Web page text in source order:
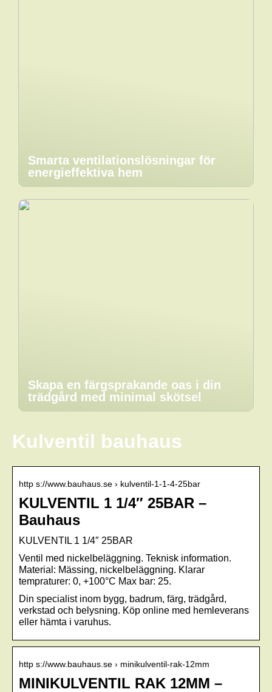
Smarta ventilationslösningar för
energieffektiva hem
Skapa en färgsprakande oas i din
trädgård med minimal skötsel
Kulventil bauhaus
http s://www.bauhaus.se › kulventil-1-1-4-25bar
KULVENTIL 1 1/4″ 25BAR –
Bauhaus
KULVENTIL 1 1/4″ 25BAR
Ventil med nickelbeläggning. Teknisk information.
Material: Mässing, nickelbeläggning. Klarar
tempraturer: 0, +100°C Max bar: 25.
Din specialist inom bygg, badrum, färg, trädgård,
verkstad och belysning. Köp online med hemleverans
eller hämta i varuhus.
http s://www.bauhaus.se › minikulventil-rak-12mm
MINIKULVENTIL RAK 12MM –